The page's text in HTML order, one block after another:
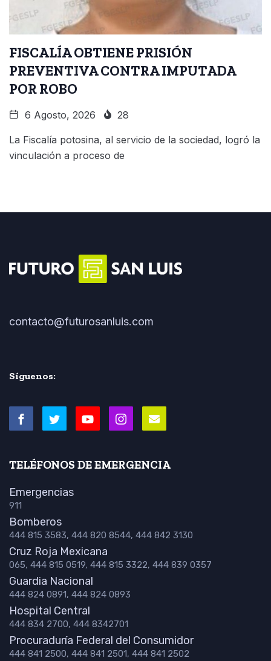
FISCALÍA OBTIENE PRISIÓN
PREVENTIVA CONTRA IMPUTADA
POR ROBO
6 Agosto, 2026 28
La Fiscalía potosina, al servicio de la sociedad, logró la
vinculación a proceso de
contacto@futurosanluis.com
Síguenos:
TELÉFONOS DE EMERGENCIA
Emergencias
911
Bomberos
444 815 3583, 444 820 8544, 444 842 3130
Cruz Roja Mexicana
065, 444 815 0519, 444 815 3322, 444 839 0357
Guardia Nacional
444 824 0891, 444 824 0893
Hospital Central
444 834 2700, 444 8342701
Procuraduría Federal del Consumidor
444 841 2500, 444 841 2501, 444 841 2502